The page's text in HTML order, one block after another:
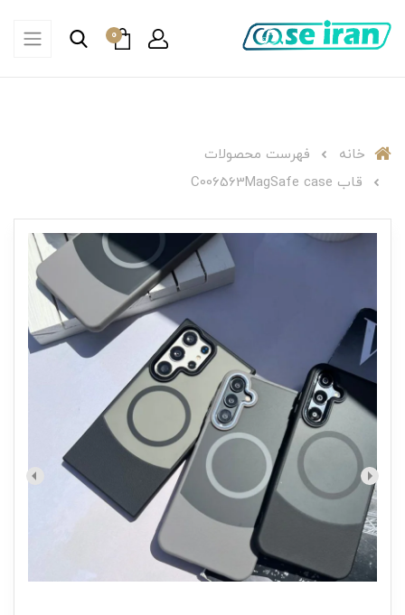
0
خانه
فهرست محصولات
قاب C006563MagSafe case